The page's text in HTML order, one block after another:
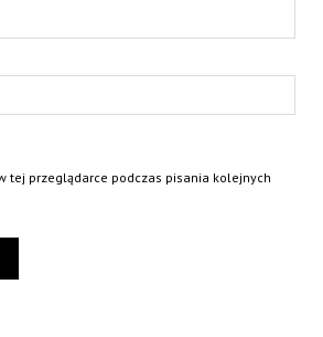
tej przeglądarce podczas pisania kolejnych